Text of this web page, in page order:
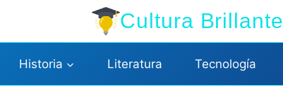
Cultura Brillante
Historia Literatura Tecnología